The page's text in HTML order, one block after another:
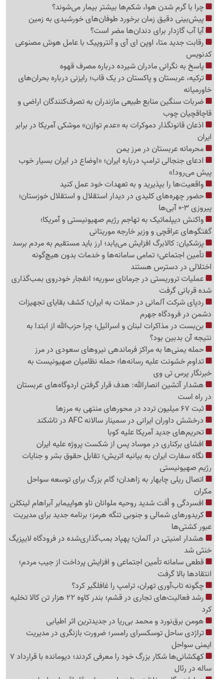
چرا با گرم شدن هوا، شکم‌ها بیشتر بیمار می‌شوند؟
پیش‌بینی دقیق زمان برخورد طوفان‌های خورشیدی به زمین
آیا آب گازدار برای دندان‌ها مضر است؟
رقابت جدید متا، اوپن ای آی و آنتروپیک با عامل هوش مصنوعی
کدنویس
پاسخ به نگرانی مادران شیرده درباره مصرف قهوه
ترکیه، عربستان و پاکستان در یک قاب؛ رایزنی درباره بحران‌های
خاورمیانه
ضربات سنگین منابع طبیعی مازندران به تصرف‌کنندگان اراضی و
قاچاقچیان چوب
اذعان قانونگذار دموکرات به «عدم توازن» موشکی آمریکا در برابر
ایران
محرمانه عربستان در مرز یمن
ادعای جنجالی ترامپ درباره ایران؛ «اوضاع در ایران بسیار خوب
پیش می‌رود!»
واقعیت‌ها را بپذیرید و به تعهدات خود عمل کنید
حضور چهره‌های کلیدی در دیدار استقلال و استقلال خوزستان؛
پیروزی 3-0 آبی‌ها
واکنش دیپلماتیک به تهاجم رژیم صهیونیستی و آمریکا؛
گفتگوهای عراقچی و وزیر خارجه موریتانی
پزشکیان: کالابرگ افزایش می‌یابد؛ ارز باید مستقیم به مردم برسد
تأمین اجتماعی؛ تمامی سامانه‌ها و خدمات بدون هیچ‌گونه
اختلالی در دسترس هستند
عملیات تروریستی در جرمانای سوریه؛ انفجار خودروی بمب‌گذاری
شده قربانی گرفت
ردپای شرکت آلمانی در حملات به ایران؛ کشف بقایای تجهیزات
دشمن در فرودگاه جهرم
بن‌بست در مذاکرات لبنان و اسرائیل؛ چرا حزب‌الله از ابتدا به
نتیجه آن بدبین بود؟
حمله یمنی‌ها به مراکز فرماندهی نیروهای سعودی در مرز
تداوم خشونت علیه رسانه‌ها؛ حمله نظامیان صهیونیست به
خبرنگار پرس تی وی
هشدار آتشین انصارالله: هدف قرار گرفتن اردوگاه‌های عربستان
در راه است
ثبت 67 میلیون تردد در محورهای منتهی به مرزها
درخشش داوران ایرانی در سمینار سالانه AFC در تاشکند
تحریم‌های جدید آمریکا علیه کوبا
افشای برکناری در موساد پس از شکست پروژه علیه ایران
نگاه سفارت ایران به بیانیه اتریش؛ تقابل حقوق بشر و جنایات
رژیم صهیونیستی
اتصال ریلی چابهار به زاهدان؛ گام بزرگ برای توسعه سواحل
مکران
افسردگی و اُفت شدید روحیه ملوانان ناو هواپیمابر آبراهام لینکلن
کریدورهای شمالی و جنوبی تنگه هرمز؛ برنامه جدید برای مدیریت
عبور کشتی‌ها
هشدار امنیتی در آلمان؛ پهپاد بمب‌گذاری‌شده در فرودگاه لایپزیگ
خنثی شد
قطعی سامانه تأمین اجتماعی و افزایش پرداخت از جیب مردم؛
انتقادها بالا گرفت
چگونه تاب‌آوری تهران، ترامپ را غافلگیر کرد؟
رشد فعالیت‌های تجاری در قشم؛ بندر کاوه 22 هزار تن کالا تخلیه
کرد
هومن برق‌نورد و محمد بی‌ریا در جدیدترین اثر اطیابی
تراژدی ساحل توسکسرای رامسر؛ ضرورت بازنگری در مدیریت
ایمنی سواحل
کهکشانی‌ها شکار بزرگ خود را معرفی کردند؛ دیومانده با قرارداد 7
ساله در رئال